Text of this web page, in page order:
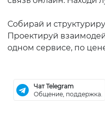
Собирай и
Проектируй
одном сервисе, по
Чат Telegram
Общение, поддержка.